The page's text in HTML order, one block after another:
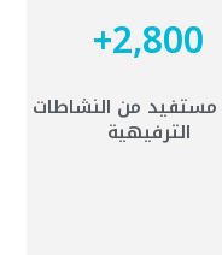
2,800
+
من النشاطات
الترفيهية